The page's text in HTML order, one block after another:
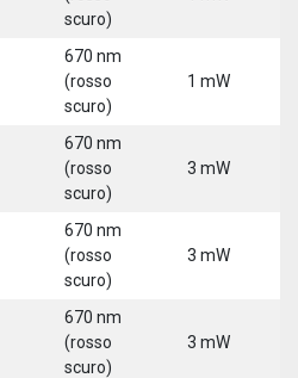
scuro)
670 nm
(rosso
scuro)
1 mW
670 nm
(rosso
scuro)
3 mW
670 nm
(rosso
scuro)
3 mW
670 nm
(rosso
scuro)
3 mW